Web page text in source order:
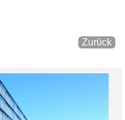
Zurück